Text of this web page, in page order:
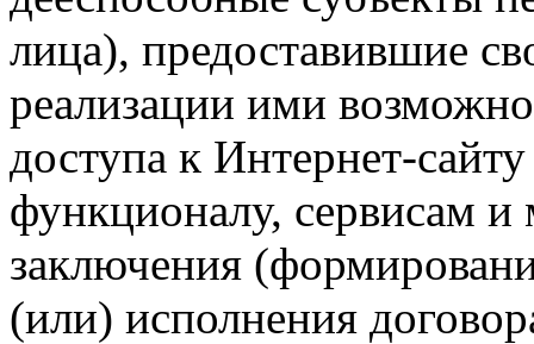
лица), предоставившие
реализации ими
доступа к Интернет-
функционалу, сервисам и
заключения
(или) исполнения